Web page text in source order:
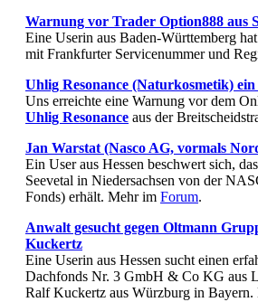
Warnung vor Trader Option888 aus
Eine Userin aus Baden-Württemberg
mit Frankfurter Servicenummer und
Uhlig Resonance (Naturkosmetik) ein
Uns erreichte eine Warnung vor dem
Uhlig Resonance aus der
Jan Warstat (Nasco AG, vormals
Ein User aus Hessen beschwert sich,
Seevetal in Niedersachsen von der
Fonds) erhält. Mehr im Forum.
Anwalt gesucht gegen Oltmann
Kuckertz
Eine Userin aus Hessen sucht einen
Dachfonds Nr. 3 GmbH & Co KG aus
Ralf Kuckertz aus Würzburg in Bayern.